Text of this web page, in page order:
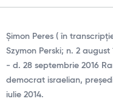
Șimon Peres ( în
Szymon Perski; n. 2
- d. 28 septembrie 2016
democrat israelian,
iulie 2014.